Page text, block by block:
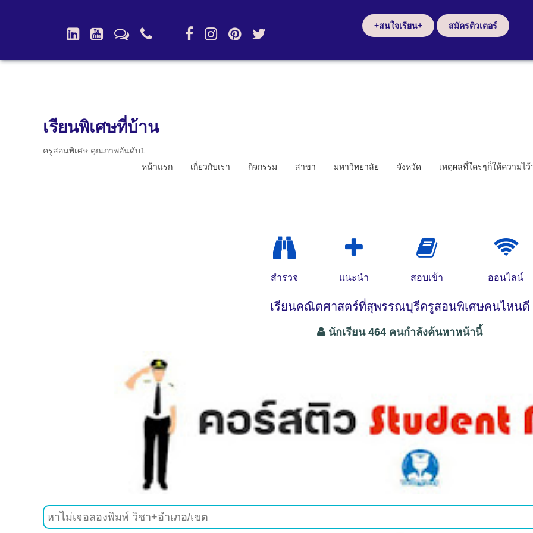
+สนใจเรียน+ สมัครติวเตอร์
เรียนพิเศษที่บ้าน
ครูสอนพิเศษ คุณภาพอันดับ1
หน้าแรก
เกี่ยวกับเรา กิจกรรม สาขา มหาวิทยาลัย จังหวัด เหตุผลที่ใครๆก็ให้ความไว้
สำรวจ แนะนำ สอบเข้า ออนไลน์
เรียนคณิตศาสตร์ที่สุพรรณบุรีครูสอนพิเศษคนไหนดี
นักเรียน 464 คนกำลังค้นหาหน้านี้